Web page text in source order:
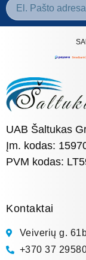
UAB Šaltukas
Įm. kodas:
PVM kodas:
Kontaktai
Veiverių g.
+370 37